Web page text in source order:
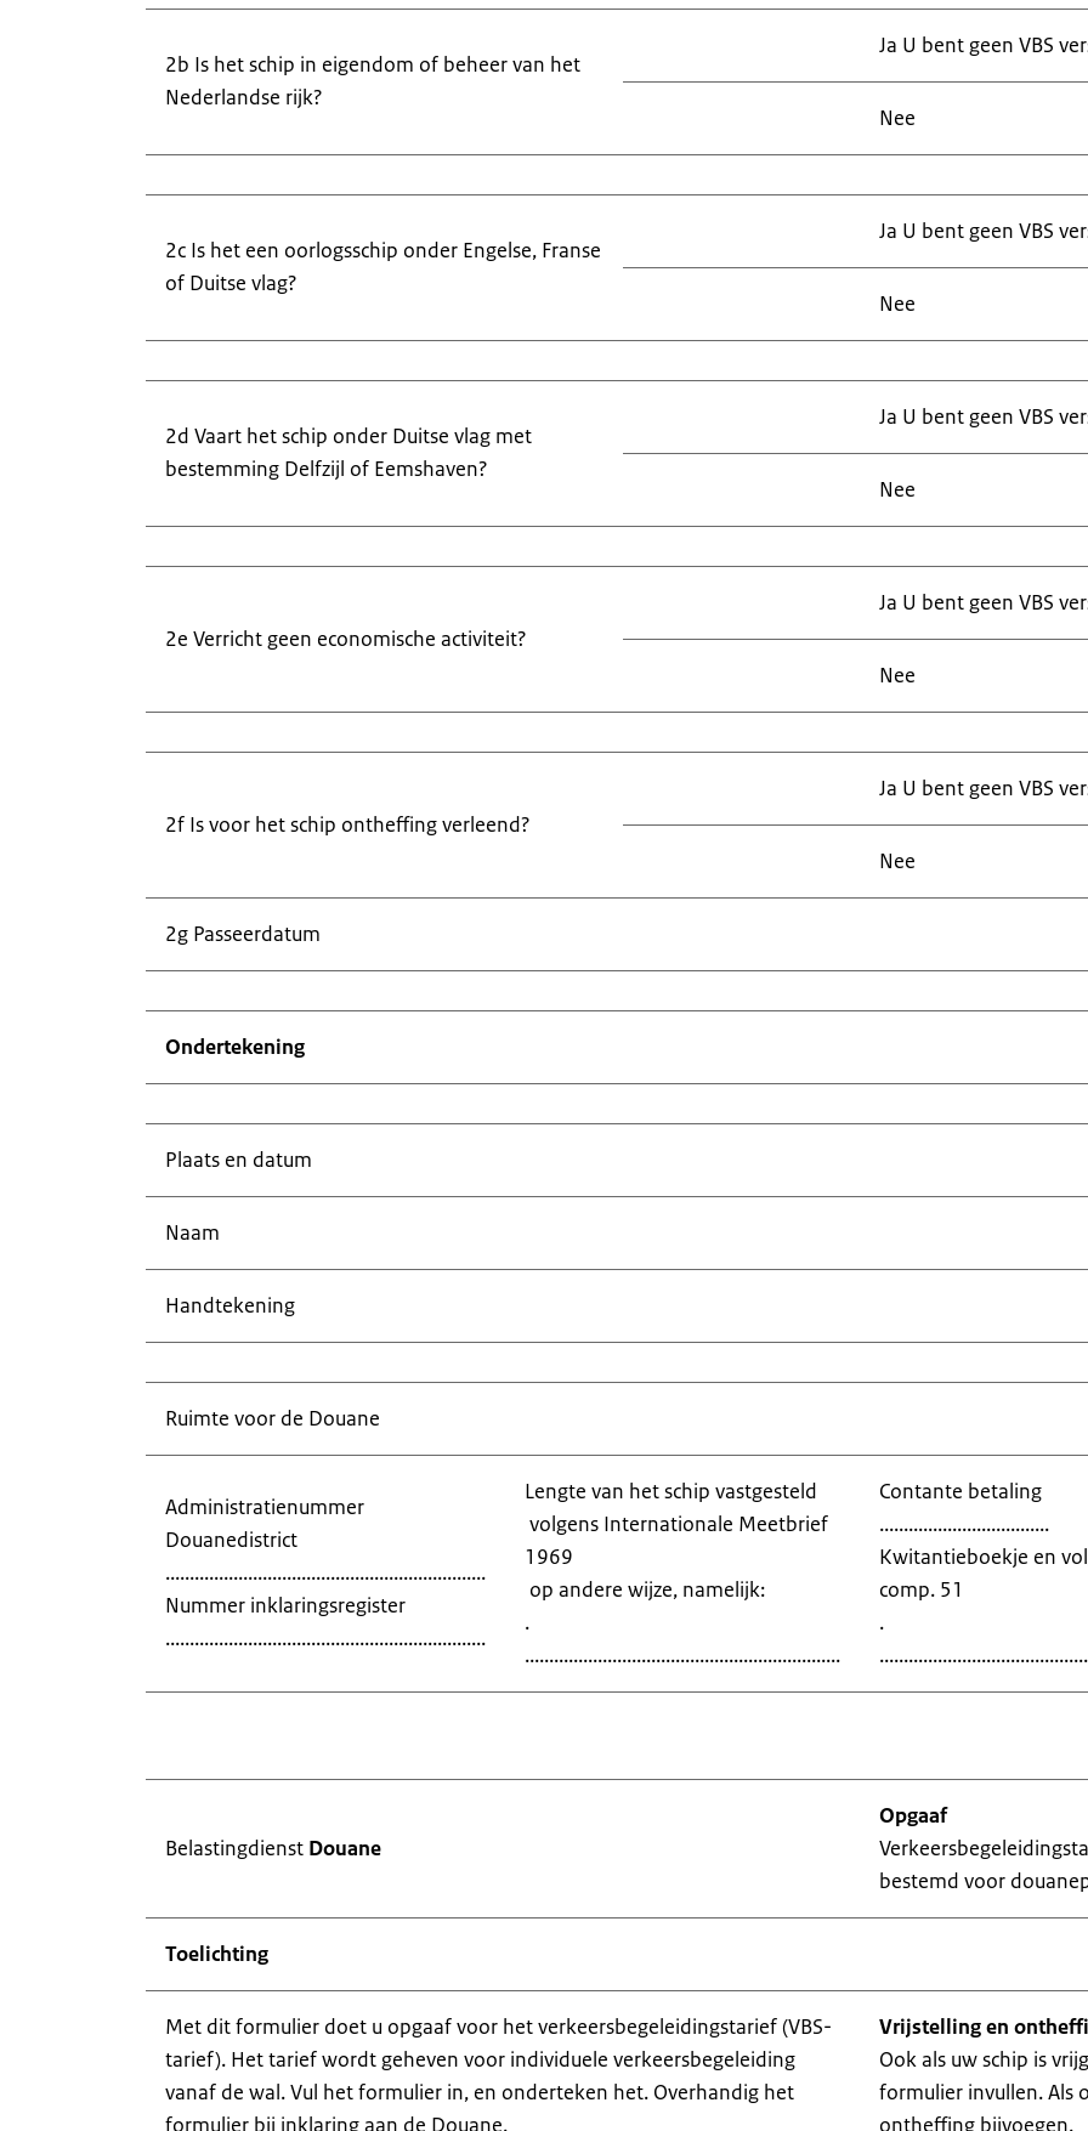
2b Is het schip in eigendom of beheer van het
Nederlandse rijk?
Ja U bent geen VBS
Nee
2c Is het een oorlogsschip onder Engelse, Franse
of Duitse vlag?
Ja U bent geen VBS
Nee
2d Vaart het schip onder Duitse vlag met
bestemming Delfzijl of Eemshaven?
Ja U bent geen VBS
Nee
2e Verricht geen economische activiteit?
Ja U bent geen VBS
Nee
2f Is voor het schip ontheffing verleend?
Ja U bent geen VBS
Nee
2g Passeerdatum
Ondertekening
Plaats en datum
Naam
Handtekening
Ruimte voor de Douane
Administratienummer
Douanedistrict
..................................................................
Nummer inklaringsregister
..................................................................
Lengte van het schip vastgesteld
 volgens Internationale Meetbrief
1969
 op andere wijze, namelijk:
.
.................................................................
Contante betaling
...................................
Kwitantieboekje en
comp. 51
.
Belastingdienst Douane
Opgaaf
bestemd voor
Toelichting
Met dit formulier doet u opgaaf voor het verkeersbegeleidingstarief (VBS-
tarief). Het tarief wordt geheven voor individuele verkeersbegeleiding
vanaf de wal. Vul het formulier in, en onderteken het. Overhandig het
formulier bij inklaring aan de Douane.
Vrijstelling en
Ook als uw schip is
formulier invullen. Als
ontheffing bijvoegen.